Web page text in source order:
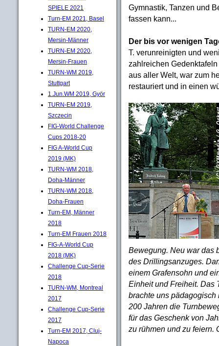
SPIELE 2021
Turn-EM 2021, Basel
TURN-EM 2020,
Mersin-Männer
TURN-EM 2020,
Mersin-Frauen
TURN-WM 2019,
Stuttgart
1.Jun.WM 2019, Györ
TURN-EM 2019,
Szczecin
FIG-World Challenge
Cups 2018-20
FIG A-World Cup
2019 (MK)
TURN-WM 2018,
Doha-Männer
TURN-WM 2018,
Doha-Frauen
Turn-EM, Männer
2018
Turn-EM Frauen 2018
FIG-A-World Cup
2018 (MK)
Challenge Cup-Serie
2018
TURN-WM, Montreal
2017
Challenge Cup-Serie
2017
Turn-EM 2017, Cluj-
Napoca
Gymnastik, Tanzen und
fassen kann...
Der bis vor wenigen
T. verunreinigten und
zahlreichen
aus aller Welt, war zum
restauriert und in einen
Bewegung. Neu war das
des Drillingsanzuges.
einem Grafensohn und
Einheit und Freiheit. Das
brachte uns
200 Jahren die
für das Geschenk von
zu rühmen und zu feiern.